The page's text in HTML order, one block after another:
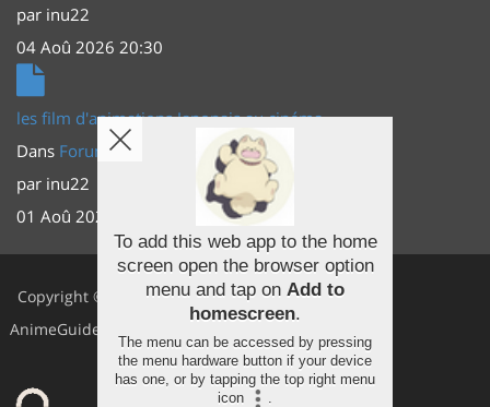
par inu22
04 Aoû 2026 20:30
les film d'animations Japonais au cinéma
Dans Forum Principal
Actus (TV, vidéo, web)
par inu22
01 Aoû 2026 20:56
Copyright ©
AnimeGuides
Facebook
Youtube
Twitter
To add this web app to the home
screen open the browser option
menu and tap on Add to
homescreen.
The menu can be accessed by pressing
the menu hardware button if your device
has one, or by tapping the top right menu
icon
.